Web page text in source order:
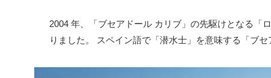
2004 年、「ブセアドール カリブ」の先駆けとなる「
りました。 スペイン語で「潜水士」を意味する「ブ